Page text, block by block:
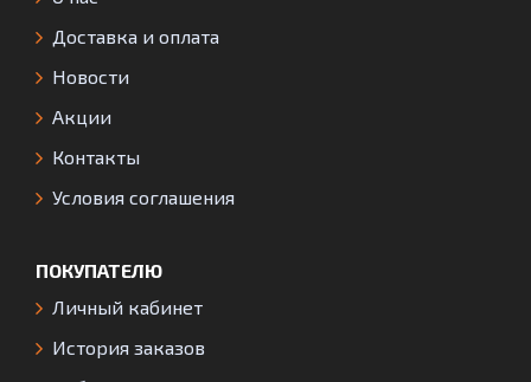
Доставка и оплата
Новости
Акции
Контакты
Условия соглашения
ПОКУПАТЕЛЮ
Личный кабинет
История заказов